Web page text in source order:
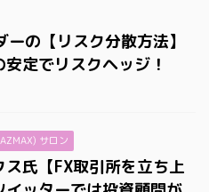
ーの【リスク分散方法】
定でリスクヘッジ！
サロン
ス氏【FX取引所を立ち上